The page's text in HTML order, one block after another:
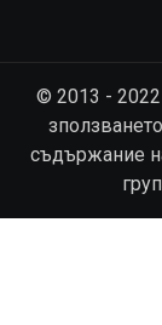
© 2013 - 2022
съдържание